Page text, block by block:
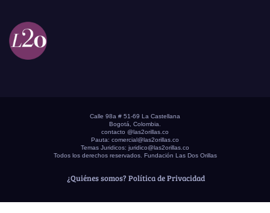
Calle 98a # 51-69 La Castellana
Bogotá, Colombia.
contacto @las2orillas.co
Pauta: comercial@las2orillas.co
Temas Juridicos: juridico@las2orillas.co
Todos los derechos reservados. Fundación Las Dos Orillas
¿Quiénes somos? Política de Privacidad